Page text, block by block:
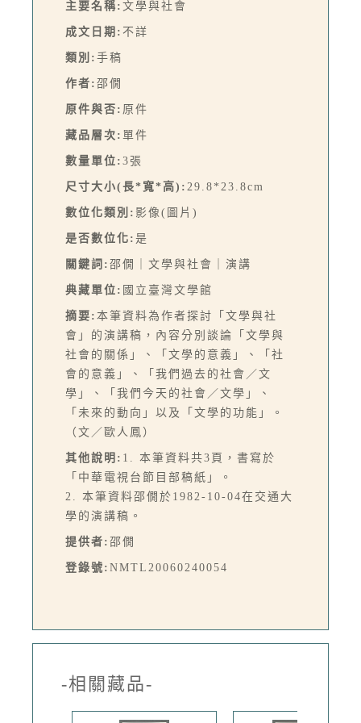
主要名稱: 文學與社會
成文日期: 不詳
類別: 手稿
作者: 邵僩
原件與否: 原件
藏品層次: 單件
數量單位: 3張
尺寸大小(長*寬*高): 29.8*23.8cm
數位化類別: 影像(圖片)
是否數位化: 是
關鍵詞: 邵僩｜文學與社會｜演講
典藏單位: 國立臺灣文學館
摘要: 本筆資料為作者探討「文學與社
會」的演講稿，內容分別談論「文學與
社會的關係」、「文學的意義」、「社
會的意義」、「我們過去的社會／文
學」、「我們今天的社會／文學」、
「未來的動向」以及「文學的功能」。
（文／歐人鳳）
其他說明: 1. 本筆資料共3頁，書寫於
「中華電視台節目部稿紙」。
2. 本筆資料邵僩於1982-10-04在交通大
學的演講稿。
提供者: 邵僩
登錄號: NMTL20060240054
-相關藏品-